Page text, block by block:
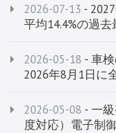
2026-05-08 - 一
度対応）電子制
2026-05-18 - 車
2026年8月1日に
2026-07-13 -
平均14.4%の過